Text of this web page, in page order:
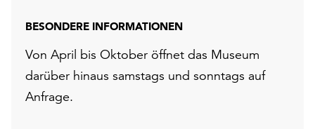
BESONDERE INFORMATIONEN
Von April bis Oktober öffnet das Museum
darüber hinaus samstags und sonntags auf
Anfrage.